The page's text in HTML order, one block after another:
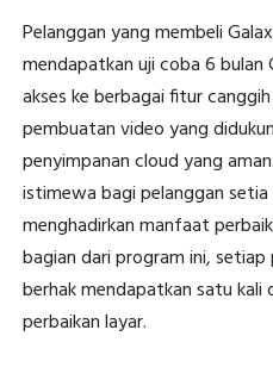
Pelanggan yang membeli
mendapatkan uji coba 6 bulan
akses ke berbagai fitur
pembuatan video yang
penyimpanan cloud yang
istimewa bagi pelanggan setia
menghadirkan manfaat
bagian dari program ini, setiap
berhak mendapatkan satu kali
perbaikan layar.